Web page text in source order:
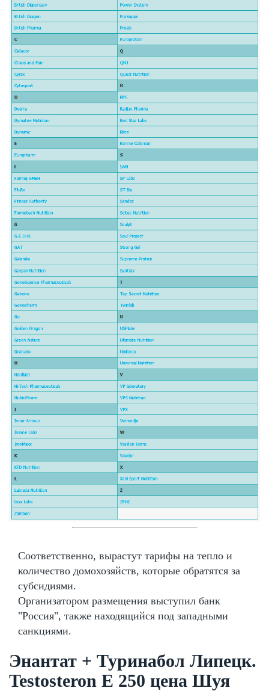
Соответственно, вырастут тарифы на тепло и
количество домохозяйств, которые обратятся за
субсидиями.
Организатором размещения выступил банк
"Россия", также находящийся под западными
санкциями.
Энантат + Туринабол Липецк.
Testosteron E 250 цена Шуя